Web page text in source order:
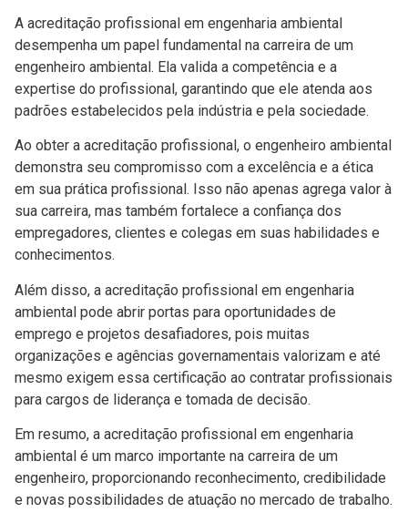
A acreditação profissional em engenharia ambiental
desempenha um papel fundamental na carreira de um
engenheiro ambiental. Ela valida a competência e a
expertise do profissional, garantindo que ele atenda aos
padrões estabelecidos pela indústria e pela sociedade.
Ao obter a acreditação profissional, o engenheiro ambiental
demonstra seu compromisso com a excelência e a ética
em sua prática profissional. Isso não apenas agrega valor à
sua carreira, mas também fortalece a confiança dos
empregadores, clientes e colegas em suas habilidades e
conhecimentos.
Além disso, a acreditação profissional em engenharia
ambiental pode abrir portas para oportunidades de
emprego e projetos desafiadores, pois muitas
organizações e agências governamentais valorizam e até
mesmo exigem essa certificação ao contratar profissionais
para cargos de liderança e tomada de decisão.
Em resumo, a acreditação profissional em engenharia
ambiental é um marco importante na carreira de um
engenheiro, proporcionando reconhecimento, credibilidade
e novas possibilidades de atuação no mercado de trabalho.